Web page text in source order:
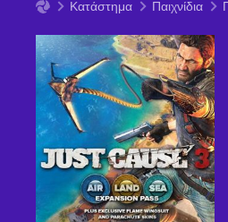
Κατάστημα Παιχνίδια